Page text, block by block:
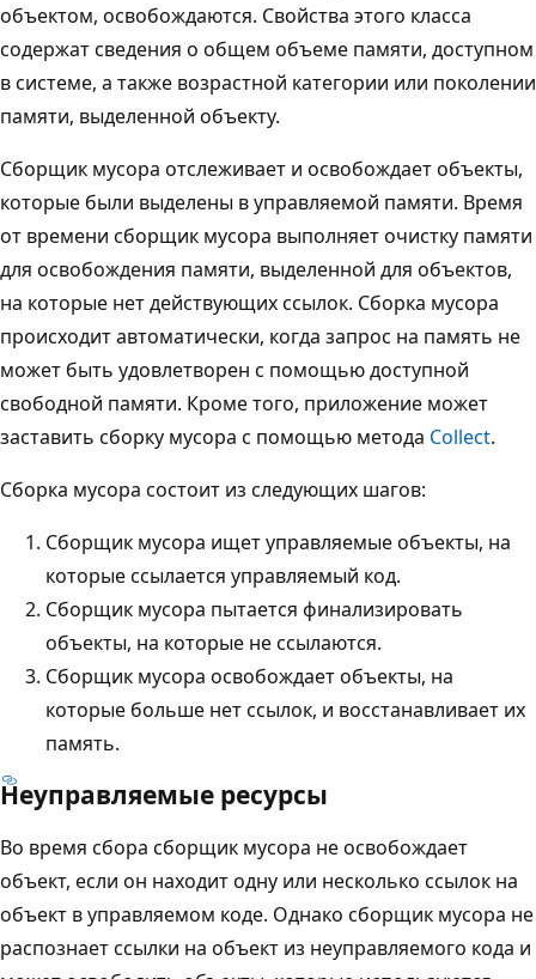
объектом, освобождаются. Свойства этого класса
содержат сведения о общем объеме памяти, доступном
в системе, а также возрастной категории или поколении
памяти, выделенной объекту.
Сборщик мусора отслеживает и освобождает объекты,
которые были выделены в управляемой памяти. Время
от времени сборщик мусора выполняет очистку памяти
для освобождения памяти, выделенной для объектов,
на которые нет действующих ссылок. Сборка мусора
происходит автоматически, когда запрос на память не
может быть удовлетворен с помощью доступной
свободной памяти. Кроме того, приложение может
заставить сборку мусора с помощью метода Collect.
Сборка мусора состоит из следующих шагов:
Сборщик мусора ищет управляемые объекты, на
которые ссылается управляемый код.
Сборщик мусора пытается финализировать
объекты, на которые не ссылаются.
Сборщик мусора освобождает объекты, на
которые больше нет ссылок, и восстанавливает их
память.
Неуправляемые ресурсы
Во время сбора сборщик мусора не освобождает
объект, если он находит одну или несколько ссылок на
объект в управляемом коде. Однако сборщик мусора не
распознает ссылки на объект из неуправляемого кода и